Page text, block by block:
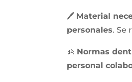
🖊️ Material
personales. Se
🚸 Normas
personal